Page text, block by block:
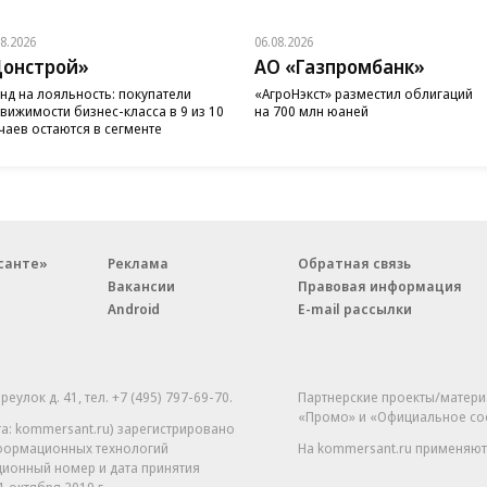
на лояльность: покупатели
бизнес-класса в 9 из 10
остаются в сегменте
06.08.2026
АО «Газпромбанк»
«АгроНэкст» разместил облигаций
на 700 млн юаней
Реклама
Вакансии
Android
Обратная связь
Правовая информация
E-mail рассылки
д. 41,тел. +7 (495) 797-69-70.
kommersant.ru) зарегистрировано
технологий
номер и дата принятия
Партнерские проекты/
«Промо» и «Официальное
На kommersant.ru